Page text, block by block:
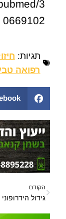
3
0669102
תגיות:
רפואה
הקודם
גידול